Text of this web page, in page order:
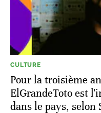
CULTURE
Pour la troisième
ElGrandeToto est
dans le pays, selon